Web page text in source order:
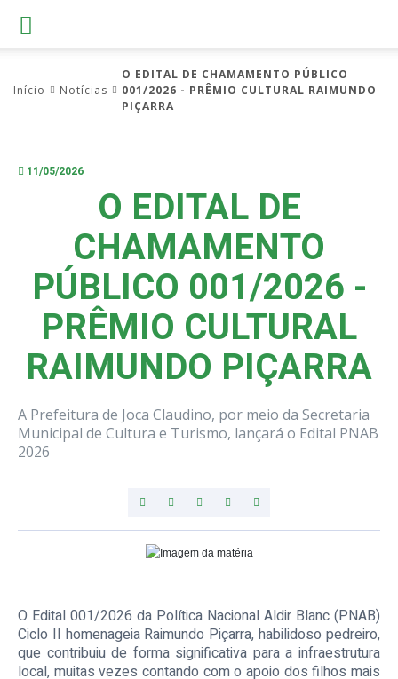
Início Notícias
O EDITAL DE CHAMAMENTO PÚBLICO
001/2026 - PRÊMIO CULTURAL RAIMUNDO
PIÇARRA
11/05/2026
O EDITAL DE
CHAMAMENTO
PÚBLICO 001/2026 -
PRÊMIO CULTURAL
RAIMUNDO PIÇARRA
A Prefeitura de Joca Claudino, por meio da Secretaria
Municipal de Cultura e Turismo, lançará o Edital PNAB
2026
O Edital 001/2026 da Política Nacional Aldir Blanc (PNAB)
Ciclo II homenageia Raimundo Piçarra, habilidoso pedreiro,
que contribuiu de forma significativa para a infraestrutura
local, muitas vezes contando com o apoio dos filhos mais